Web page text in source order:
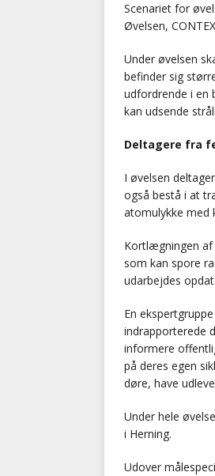
Scenariet for
Øvelsen,
Under øvelsen
befinder sig
udfordrende i en
kan udsende
Deltagere fra
I øvelsen
også bestå i at
atomulykke med
Kortlægningen af
som kan spore
udarbejdes
En
indrapporterede
informere
på deres egen
døre, have
Under hele
i Herning.
Udover